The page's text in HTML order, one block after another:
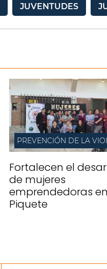
JUVENTUDES
Fortalecen el
de mujeres
emprendedoras
Piquete